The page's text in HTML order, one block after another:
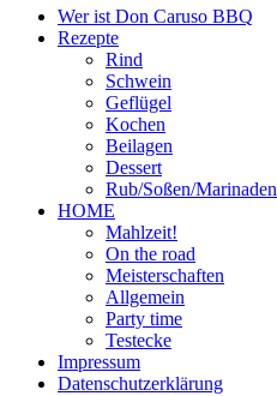
Wer ist Don Caruso BBQ
Rezepte
Rind
Schwein
Geflügel
Kochen
Beilagen
Dessert
Rub/Soßen/Marinaden
HOME
Mahlzeit!
On the road
Meisterschaften
Allgemein
Party time
Testecke
Impressum
Datenschutzerklärung